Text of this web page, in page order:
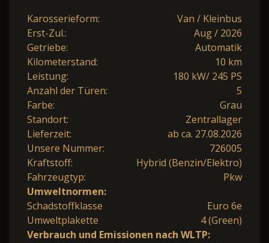
Karosserieform:
Van / Kleinbus
Erst-Zul.:
Aug / 2026
Getriebe:
Automatik
Kilometerstand:
10 km
Leistung:
180 kW/ 245 PS
Anzahl der Türen:
5
Farbe:
Grau
Standort:
Zentrallager
Lieferzeit:
ab ca. 27.08.2026
Unsere Nummer:
726005
Kraftstoff:
Hybrid (Benzin/Elektro)
Fahrzeugtyp:
Pkw
Umweltnormen:
Schadstoffklasse
Euro 6e
Umweltplakette
4 (Green)
Verbrauch und Emissionen nach WLTP: